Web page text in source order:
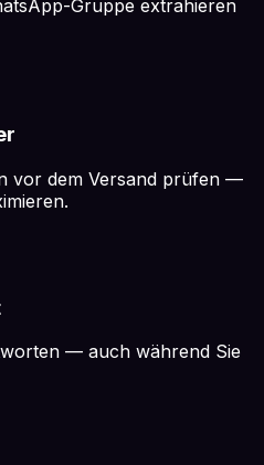
Gruppe extrahieren
vor dem Versand prüfen —
— auch während Sie